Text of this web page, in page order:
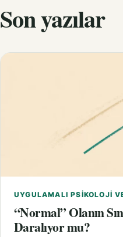
Son yazılar
UYGULAMALI PSIKOLOJI
“Normal” Olanın
Daralıyor mu?